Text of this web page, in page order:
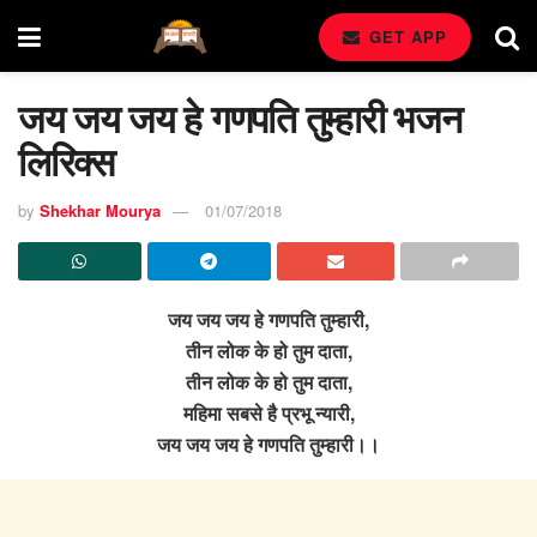
GET APP
जय जय जय हे गणपति तुम्हारी भजन
लिरिक्स
by Shekhar Mourya 01/07/2018
जय जय जय हे गणपति तुम्हारी,
तीन लोक के हो तुम दाता,
तीन लोक के हो तुम दाता,
महिमा सबसे है प्रभू न्यारी,
जय जय जय हे गणपति तुम्हारी।।